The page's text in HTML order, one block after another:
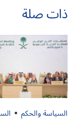
ذات صلة
السياسة والحكم